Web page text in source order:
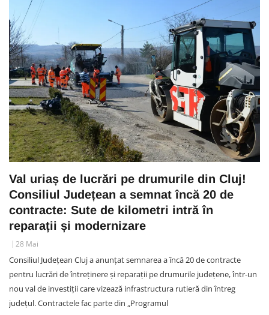
Val uriaș de lucrări pe drumurile din Cluj!
Consiliul Județean a semnat încă 20 de
contracte: Sute de kilometri intră în
reparații și modernizare
28 Mai
Consiliul Județean Cluj a anunțat semnarea a încă 20 de contracte
pentru lucrări de întreținere și reparații pe drumurile județene, într-un
nou val de investiții care vizează infrastructura rutieră din întreg
județul. Contractele fac parte din „Programul